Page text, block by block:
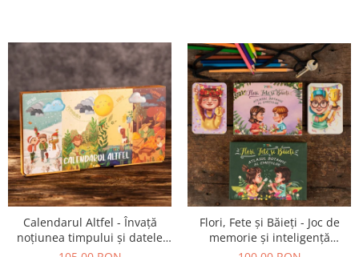
Calendarul Altfel - Învață
noțiunea timpului și datele
importante din an
Flori, Fete și Băieți - Joc de
memorie și inteligență
emoțională